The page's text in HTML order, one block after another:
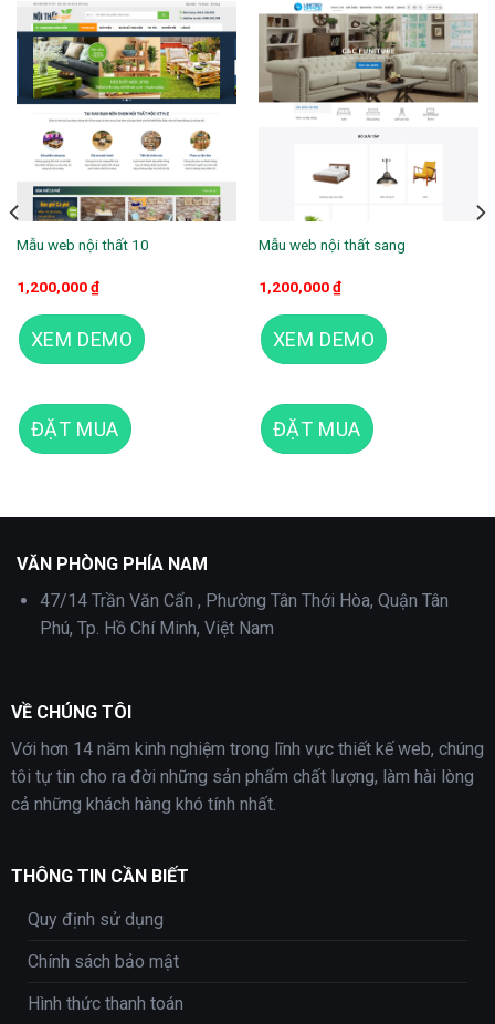
Mẫu web nội thất 10
1,200,000₫
XEM DEMO
ĐẶT MUA
Mẫu web nội thất sang
1,200,000₫
XEM DEMO
ĐẶT MUA
Theme wordpress kiến trúc 5
VĂN PHÒNG PHÍA NAM
47/14 Trần Văn Cẩn , Phường Tân Thới Hòa, Quận Tân
Phú, Tp. Hồ Chí Minh, Việt Nam
VỀ CHÚNG TÔI
Với hơn 14 năm kinh nghiệm trong lĩnh vực thiết kế web, chúng
tôi tự tin cho ra đời những sản phẩm chất lượng, làm hài lòng
cả những khách hàng khó tính nhất.
THÔNG TIN CẦN BIẾT
Quy định sử dụng
Chính sách bảo mật
Hình thức thanh toán